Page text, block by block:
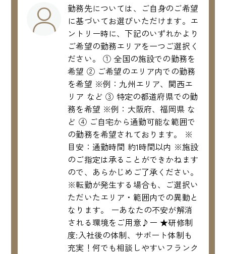
勤務先については、ご自身のご希望
に基づいてお選びいただけます。エ
ントリー時に、下記のいずれかより
ご希望の勤務エリアを一つご選択く
ださい。 ① 全国の施設での勤務を
希望 ② ご希望のエリア内での勤務
を希望 ※例：九州エリア、関西エ
リア など ③ 特定の都道府県での勤
務を希望 ※例：大阪府、福岡県 な
ど ④ ご自宅から通勤可能な範囲で
の勤務を希望されております。 ※
目安：通勤時間 約1時間以内 ※施設
のご指定は承ることができかねます
ので、あらかじめご了承ください。
※転勤が発生する場合も、ご選択い
ただいたエリア・範囲内での異動と
なります。 ーあなたの不安が解消
される環境をご用意♪ー ★研修制
度:入社後の体制、サポート体制も
充実！何でも相談しやすいフランク